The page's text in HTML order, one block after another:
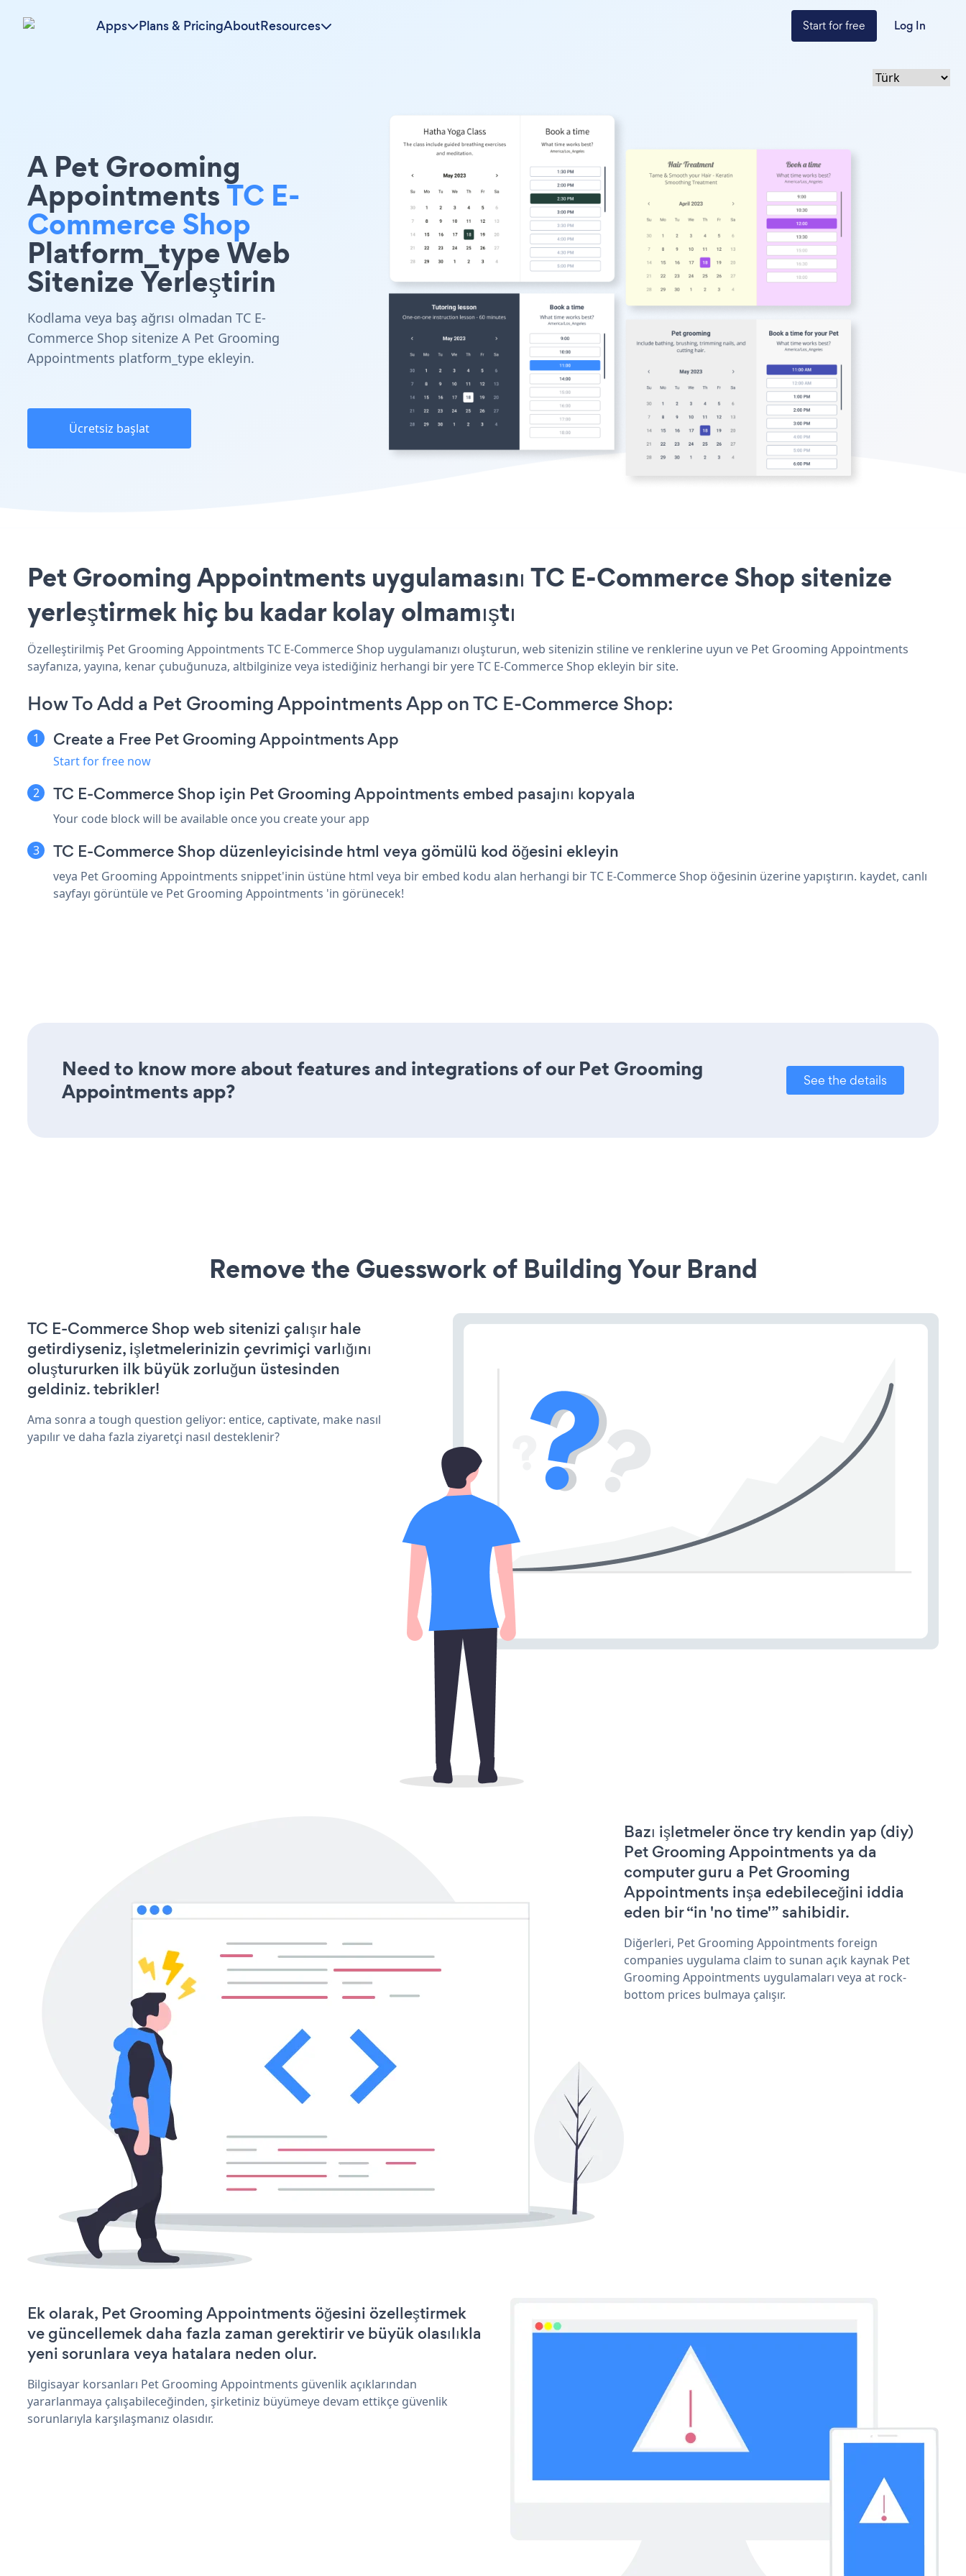
Apps Plans & PricingAboutResources Start for free Log In
A Pet Grooming
AppointmentsTC E-
Commerce Shop
Platform_type Web
Sitenize Yerleştirin
Kodlama veya baş ağrısı olmadan TC E-
Commerce Shop sitenize A Pet Grooming
Appointments platform_type ekleyin.
Ücretsiz başlat
Pet Grooming Appointments uygulamasını TC E-Commerce Shop sitenize
yerleştirmek hiç bu kadar kolay olmamıştı
Özelleştirilmiş Pet Grooming Appointments TC E-Commerce Shop uygulamanızı oluşturun, web sitenizin stiline ve renklerine uyun ve Pet Grooming Appointments
sayfanıza, yayına, kenar çubuğunuza, altbilginize veya istediğiniz herhangi bir yere TC E-Commerce Shop ekleyin bir site.
How To Add a Pet Grooming Appointments App on TC E-Commerce Shop:
Create a Free Pet Grooming Appointments App
Start for free now
TC E-Commerce Shop için Pet Grooming Appointments embed pasajını kopyala
Your code block will be available once you create your app
TC E-Commerce Shop düzenleyicisinde html veya gömülü kod öğesini ekleyin
veya Pet Grooming Appointments snippet'inin üstüne html veya bir embed kodu alan herhangi bir TC E-Commerce Shop öğesinin üzerine yapıştırın. kaydet, canlı
sayfayı görüntüle ve Pet Grooming Appointments 'in görünecek!
Need to know more about features and integrations of our Pet Grooming
Appointments app?
See the details
Remove the Guesswork of Building Your Brand
TC E-Commerce Shop web sitenizi çalışır hale
getirdiyseniz, işletmelerinizin çevrimiçi varlığını
oluştururken ilk büyük zorluğun üstesinden
geldiniz. tebrikler!
Ama sonra a tough question geliyor: entice, captivate, make nasıl
yapılır ve daha fazla ziyaretçi nasıl desteklenir?
Bazı işletmeler önce try kendin yap (diy)
Pet Grooming Appointments ya da
computer guru a Pet Grooming
Appointments inşa edebileceğini iddia
eden bir “in 'no time'” sahibidir.
Diğerleri, Pet Grooming Appointments foreign
companies uygulama claim to sunan açık kaynak Pet
Grooming Appointments uygulamaları veya at rock-
bottom prices bulmaya çalışır.
Ek olarak, Pet Grooming Appointments öğesini özelleştirmek
ve güncellemek daha fazla zaman gerektirir ve büyük olasılıkla
yeni sorunlara veya hatalara neden olur.
Bilgisayar korsanları Pet Grooming Appointments güvenlik açıklarından
yararlanmaya çalışabileceğinden, şirketiniz büyümeye devam ettikçe güvenlik
sorunlarıyla karşılaşmanız olasıdır.